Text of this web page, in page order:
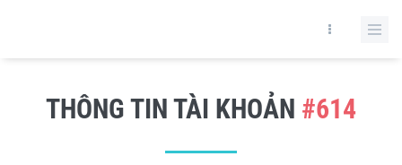
THÔNG TIN TÀI KHOẢN #614